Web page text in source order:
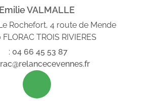
Emilie VALMALLE
Rochefort, 4 route de Mende
TROIS RIVIERES
: 04 66 45 53 87